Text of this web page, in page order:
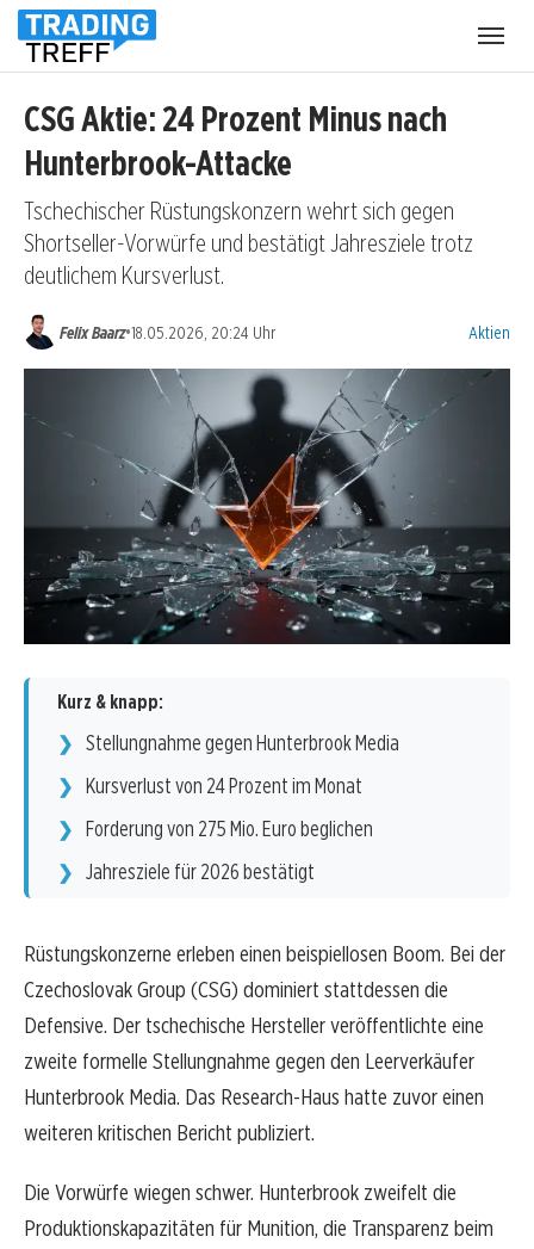
CSG Aktie: 24 Prozent Minus nach
Hunterbrook-Attacke
Tschechischer Rüstungskonzern wehrt sich gegen
Shortseller-Vorwürfe und bestätigt Jahresziele trotz
deutlichem Kursverlust.
Felix Baarz•18.05.2026, 20:24 Uhr Aktien
Kurz & knapp:
Stellungnahme gegen Hunterbrook Media
Kursverlust von 24 Prozent im Monat
Forderung von 275 Mio. Euro beglichen
Jahresziele für 2026 bestätigt
Rüstungskonzerne erleben einen beispiellosen Boom. Bei der
Czechoslovak Group (CSG) dominiert stattdessen die
Defensive. Der tschechische Hersteller veröffentlichte eine
zweite formelle Stellungnahme gegen den Leerverkäufer
Hunterbrook Media. Das Research-Haus hatte zuvor einen
weiteren kritischen Bericht publiziert.
Die Vorwürfe wiegen schwer. Hunterbrook zweifelt die
Produktionskapazitäten für Munition, die Transparenz beim